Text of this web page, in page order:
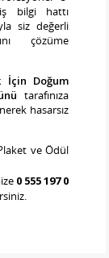
bilgi hattı
siz değerli
çözüme
İçin Doğum
tarafınıza
hasarsız
ve Ödül
0 555 197 0